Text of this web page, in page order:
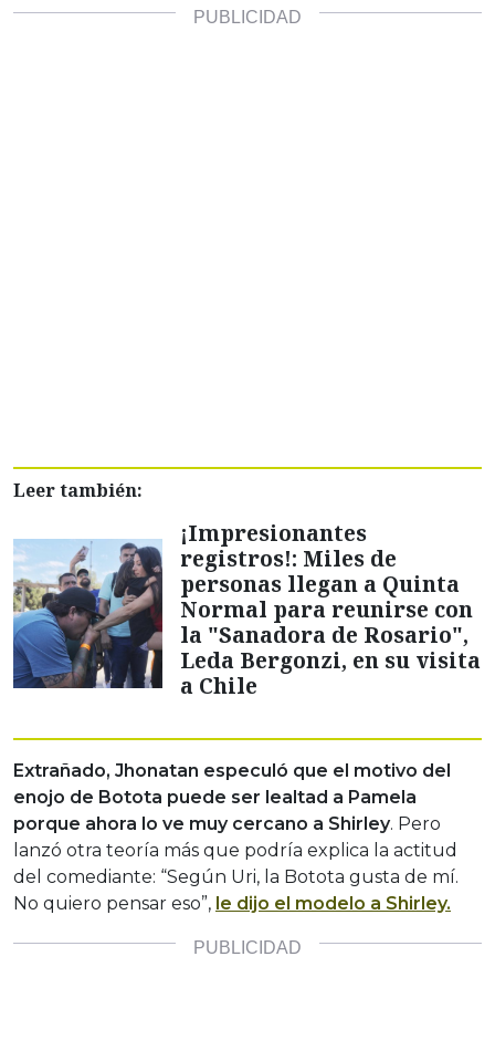
Leer también:
¡Impresionantes
registros!: Miles de
personas llegan a Quinta
Normal para reunirse con
la "Sanadora de Rosario",
Leda Bergonzi, en su visita
a Chile
Extrañado, Jhonatan especuló que el motivo del
enojo de Botota puede ser lealtad a Pamela
porque ahora lo ve muy cercano a Shirley. Pero
lanzó otra teoría más que podría explica la actitud
del comediante: “Según Uri, la Botota gusta de mí.
No quiero pensar eso”, le dijo el modelo a Shirley.